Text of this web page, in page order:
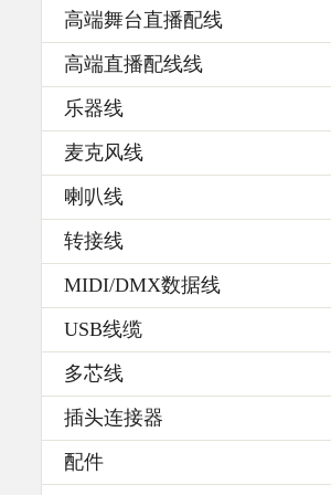
高端舞台直播配线
高端直播配线线
乐器线
麦克风线
喇叭线
转接线
MIDI/DMX数据线
USB线缆
多芯线
插头连接器
配件